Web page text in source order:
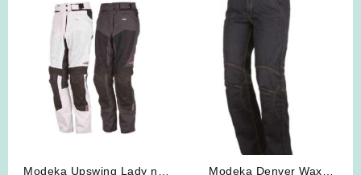
Modeka Upswing Lady női
Modeka Denver Wax